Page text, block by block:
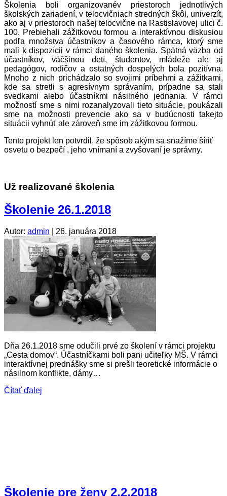
Školenia boli organizovanév priestoroch jednotlivých
školských zariadení, v telocvičniach stredných škôl, univerzít,
ako aj v priestoroch našej telocvične na Rastislavovej ulici č.
100. Prebiehali zážitkovou formou a interaktívnou diskusiou
podľa množstva účastníkov a časového rámca, ktorý sme
mali k dispozícii v rámci daného školenia. Spätná väzba od
účastníkov, väčšinou detí, študentov, mládeže ale aj
pedagógov, rodičov a ostatných dospelých bola pozitívna.
Mnoho z nich prichádzalo so svojimi príbehmi a zážitkami,
kde sa stretli s agresívnym správaním, prípadne sa stali
svedkami alebo účastníkmi násilného jednania. V rámci
možností sme s nimi rozanalyzovali tieto situácie, poukázali
sme na možnosti prevencie ako sa v budúcnosti takejto
situácii vyhnúť ale zároveň sme im zážitkovou formou.
Tento projekt len potvrdil, že spôsob akým sa snažíme šíriť
osvetu o bezpečí , jeho vnímaní a zvyšovaní je správny.
Už realizované školenia
Školenie 26.1.2018
Autor: admin 26. januára 2018
Dňa 26.1.2018 sme odučili prvé zo školení v rámci projektu
„Cesta domov“. Účastníčkami boli pani učiteľky MŠ. V rámci
interaktívnej prednášky sme si prešli teoretické informácie o
násilnom konflikte, dámy…
Čítať ďalej
Školenie pre ženy 2.2.2018